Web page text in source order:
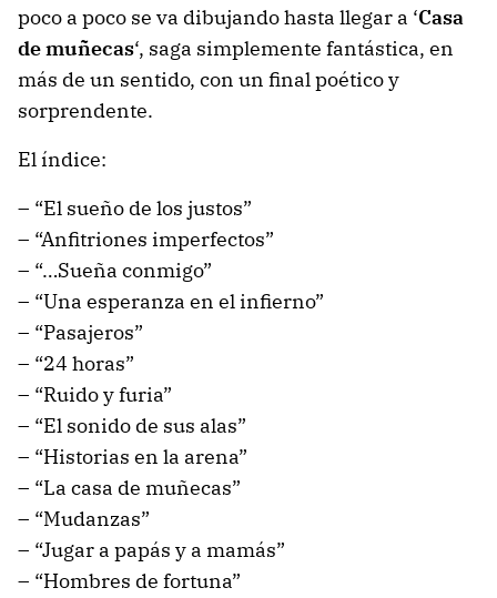
poco a poco se va dibujando hasta llegar a ‘Casa
de muñecas‘, saga simplemente fantástica, en
más de un sentido, con un final poético y
sorprendente.
El índice:
– “El sueño de los justos”
– “Anfitriones imperfectos”
– “…Sueña conmigo”
– “Una esperanza en el infierno”
– “Pasajeros”
– “24 horas”
– “Ruido y furia”
– “El sonido de sus alas”
– “Historias en la arena”
– “La casa de muñecas”
– “Mudanzas”
– “Jugar a papás y a mamás”
– “Hombres de fortuna”